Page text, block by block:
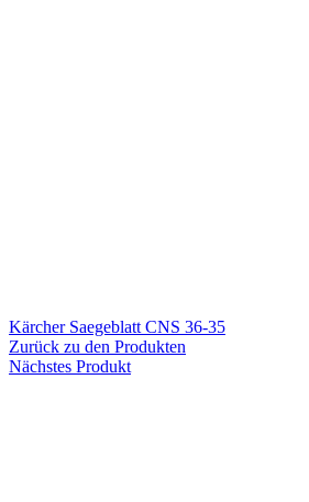
Kärcher Saegeblatt CNS 36-35
Zurück zu den Produkten
Nächstes Produkt